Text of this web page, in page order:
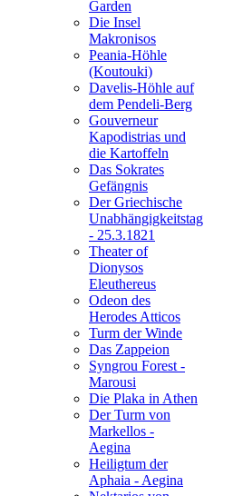
Garden
Die Insel
Makronisos
Peania-Höhle
(Koutouki)
Davelis-Höhle auf
dem Pendeli-Berg
Gouverneur
Kapodistrias und
die Kartoffeln
Das Sokrates
Gefängnis
Der Griechische
Unabhängigkeitstag
- 25.3.1821
Theater of
Dionysos
Eleuthereus
Odeon des
Herodes Atticos
Turm der Winde
Das Zappeion
Syngrou Forest -
Marousi
Die Plaka in Athen
Der Turm von
Markellos -
Aegina
Heiligtum der
Aphaia - Aegina